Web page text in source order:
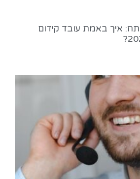
איך באמת עובד קידום